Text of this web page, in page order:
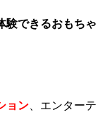
験できるおもちゃ
ョン 、エンターテ